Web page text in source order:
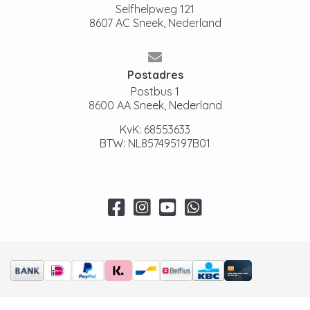
Selfhelpweg 121
8607 AC Sneek, Nederland
Postadres
Postbus 1
8600 AA Sneek, Nederland
KvK: 68553633
BTW: NL857495197B01